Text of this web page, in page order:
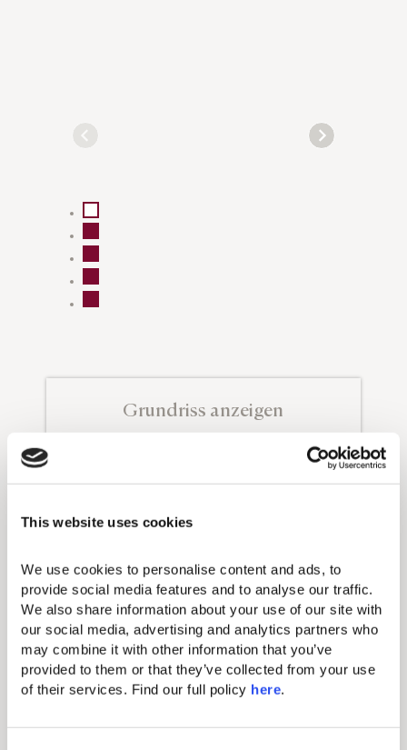
This website uses cookies
We use cookies to personalise content and ads, to
provide social media features and to analyse our traffic.
We also share information about your use of our site with
our social media, advertising and analytics partners who
may combine it with other information that you’ve
provided to them or that they’ve collected from your use
of their services. Find our full policy here.
Grundriss anzeigen
Grundrisse und Bilder dienen nur zur Veranschaulichung.
Die tatsächliche Raumaufteilung, Größe und Details
können von den angegebenen abweichen.
Annehmlichkeiten
BIETET:
Standard-
Annehmlichkeiten
Schminkspiegel